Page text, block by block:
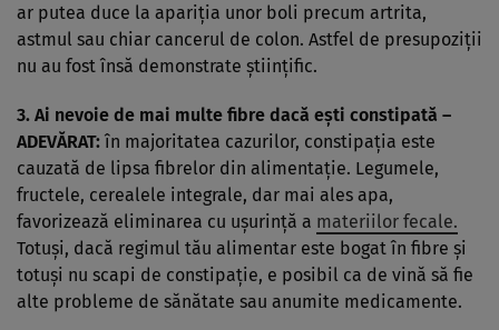
ar putea duce la apariţia unor boli precum artrita,
astmul sau chiar cancerul de colon. Astfel de presupoziţii
nu au fost însă demonstrate ştiinţific.
3. Ai nevoie de mai multe fibre dacă eşti constipată –
ADEVĂRAT: în majoritatea cazurilor, constipaţia este
cauzată de lipsa fibrelor din alimentaţie. Legumele,
fructele, cerealele integrale, dar mai ales apa,
favorizează eliminarea cu uşurinţă a materiilor fecale.
Totuşi, dacă regimul tău alimentar este bogat în fibre şi
totuşi nu scapi de constipaţie, e posibil ca de vină să fie
alte probleme de sănătate sau anumite medicamente.